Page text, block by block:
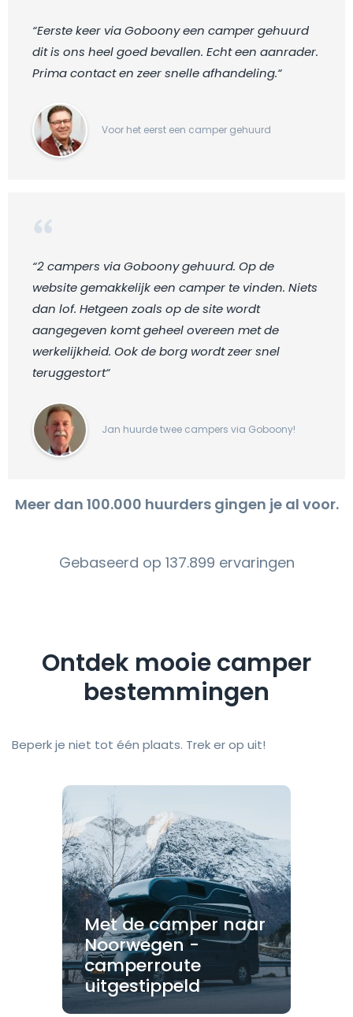
“Eerste keer via Goboony een camper gehuurd
dit is ons heel goed bevallen. Echt een aanrader.
Prima contact en zeer snelle afhandeling.“
Voor het eerst een camper gehuurd
“2 campers via Goboony gehuurd. Op de
website gemakkelijk een camper te vinden. Niets
dan lof. Hetgeen zoals op de site wordt
aangegeven komt geheel overeen met de
werkelijkheid. Ook de borg wordt zeer snel
teruggestort“
Jan huurde twee campers via Goboony!
Meer dan 100.000 huurders gingen je al voor.
Gebaseerd op 137.899 ervaringen
Ontdek mooie camper
bestemmingen
Beperk je niet tot één plaats. Trek er op uit!
Met de camper naar
Noorwegen -
camperroute
uitgestippeld